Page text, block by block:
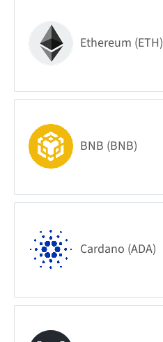
Ethereum (ETH)
BNB (BNB)
Cardano (ADA)